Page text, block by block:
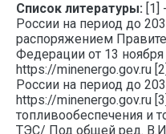
Список литературы: [1]
России на период до
распоряжением
Федерации от 13
https://minenergo.gov.ru
России на период до
https://minenergo.gov.ru
топливообеспечения и
ТЭС/ Под общей ред.